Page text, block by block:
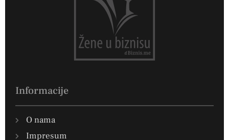
Informacije
O nama
Impresum